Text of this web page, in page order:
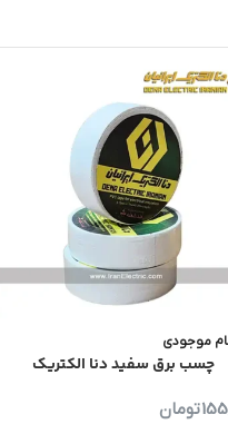
موجودی
چسب برق سفید دنا الکتریک
تومان